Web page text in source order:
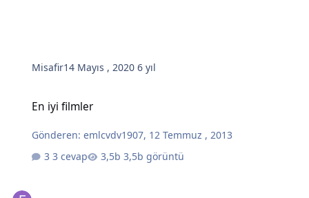
Misafir14 Mayıs , 20206 yıl
En iyi filmler
Gönderen:emlcvdv1907, 12 Temmuz , 2013
3 cevap
3,5b görüntü